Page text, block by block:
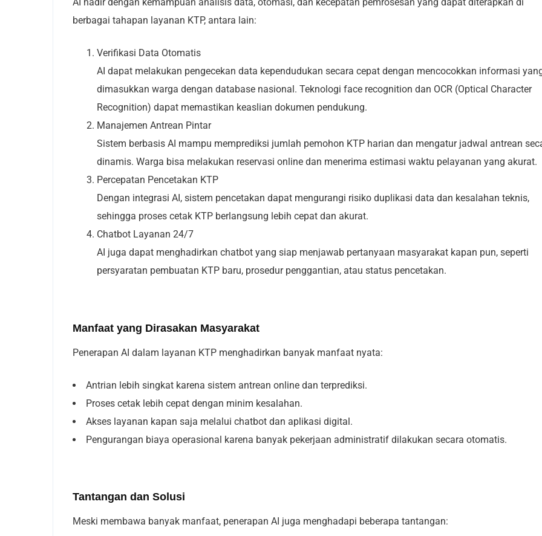
berbagai tahapan layanan KTP, antara lain:
Verifikasi Data Otomatis
AI dapat melakukan pengecekan data kependudukan secara cepat dengan mencocokkan informasi
dimasukkan warga dengan database nasional. Teknologi face recognition dan OCR (Optical Character
Recognition) dapat memastikan keaslian dokumen pendukung.
Manajemen Antrean Pintar
Sistem berbasis AI mampu memprediksi jumlah pemohon KTP harian dan mengatur jadwal antrean
dinamis. Warga bisa melakukan reservasi online dan menerima estimasi waktu pelayanan yang akurat.
Percepatan Pencetakan KTP
Dengan integrasi AI, sistem pencetakan dapat mengurangi risiko duplikasi data dan kesalahan teknis,
sehingga proses cetak KTP berlangsung lebih cepat dan akurat.
Chatbot Layanan 24/7
AI juga dapat menghadirkan chatbot yang siap menjawab pertanyaan masyarakat kapan pun, seperti
persyaratan pembuatan KTP baru, prosedur penggantian, atau status pencetakan.
Manfaat yang Dirasakan Masyarakat
Penerapan AI dalam layanan KTP menghadirkan banyak manfaat nyata:
Antrian lebih singkat karena sistem antrean online dan terprediksi.
Proses cetak lebih cepat dengan minim kesalahan.
Akses layanan kapan saja melalui chatbot dan aplikasi digital.
Pengurangan biaya operasional karena banyak pekerjaan administratif dilakukan secara otomatis.
Tantangan dan Solusi
Meski membawa banyak manfaat, penerapan AI juga menghadapi beberapa tantangan: